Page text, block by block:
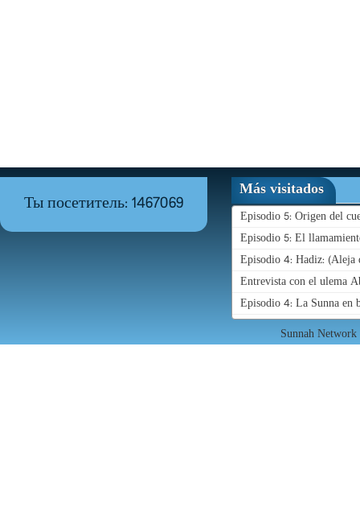
Ты посетитель: 1467069
Más visitados
Episodio 5: Origen del
Episodio 5: El
Episodio 4: Hadiz: (Aleja
Entrevista con el ulema
Episodio 4: La Sunna en